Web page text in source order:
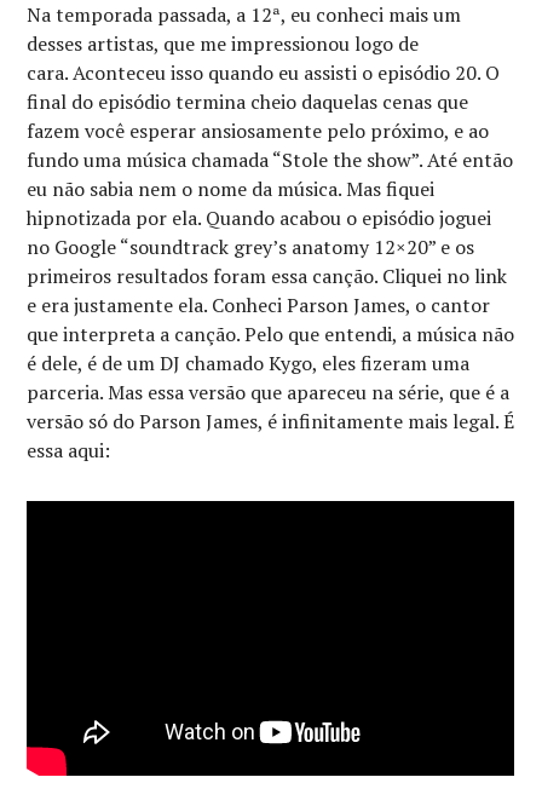
Na temporada passada, a 12ª, eu conheci mais um
desses artistas, que me impressionou logo de
cara. Aconteceu isso quando eu assisti o episódio 20. O
final do episódio termina cheio daquelas cenas que
fazem você esperar ansiosamente pelo próximo, e ao
fundo uma música chamada “Stole the show”. Até então
eu não sabia nem o nome da música. Mas fiquei
hipnotizada por ela. Quando acabou o episódio joguei
no Google “soundtrack grey’s anatomy 12×20” e os
primeiros resultados foram essa canção. Cliquei no link
e era justamente ela. Conheci Parson James, o cantor
que interpreta a canção. Pelo que entendi, a música não
é dele, é de um DJ chamado Kygo, eles fizeram uma
parceria. Mas essa versão que apareceu na série, que é a
versão só do Parson James, é infinitamente mais legal. É
essa aqui: